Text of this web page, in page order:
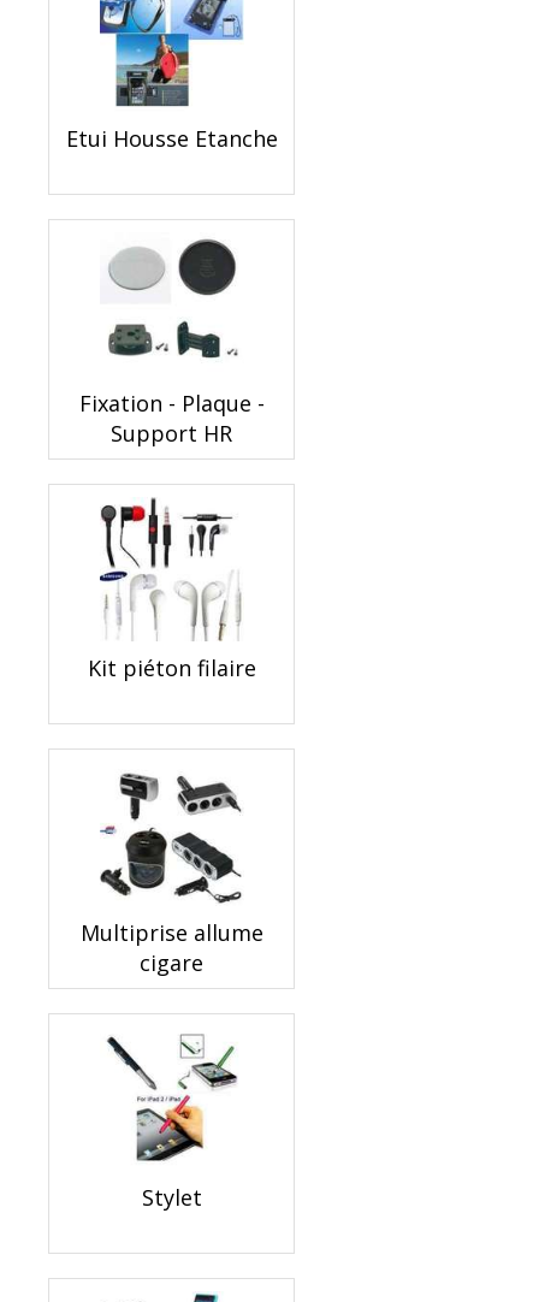
Etui Housse Etanche
Fixation - Plaque -
Support HR
Kit piéton filaire
Multiprise allume
cigare
Stylet